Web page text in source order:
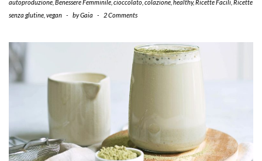
autoproduzione Benessere Femminile cioccolato colazione healthy,Ricette Facili Ricette
senza glutine vegan - byGaia - 2 Comments